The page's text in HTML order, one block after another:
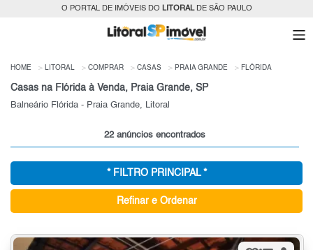
O PORTAL DE IMÓVEIS DO LITORALDE SÃO PAULO
HOME LITORAL COMPRAR CASAS PRAIA GRANDE FLÓRIDA
Casas na Flórida à Venda, Praia Grande, SP
Balneário Flórida - Praia Grande, Litoral
22 anúncios encontrados
* FILTRO PRINCIPAL *
Refinar e Ordenar